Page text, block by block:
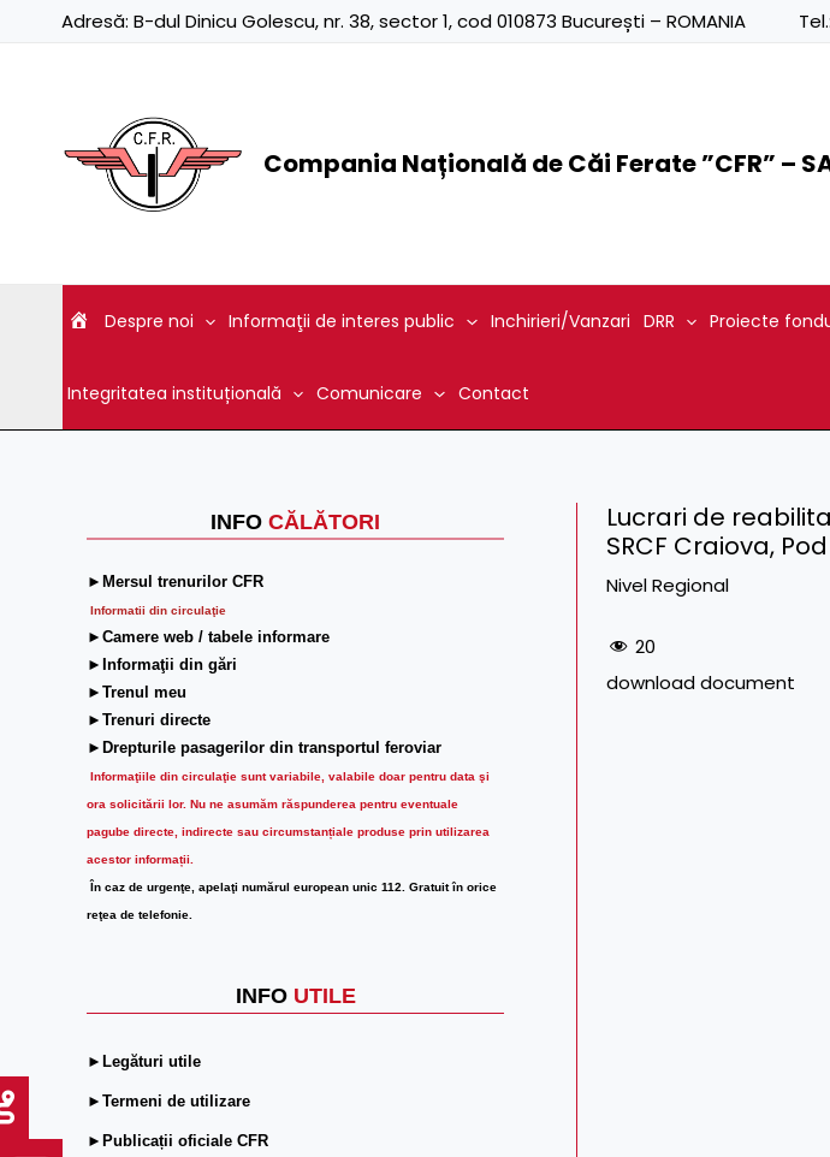
Adresă: B-dul Dinicu Golescu, nr. 38, sector 1, cod 010873 București – ROMANIA Tel.:
Compania Națională de Căi Ferate ”CFR” –
Despre noi Informaţii de interes public Inchirieri/Vanzari DRR Proiecte
Integritatea instituțională Comunicare Contact
INFO CĂLĂTORI
►Mersul trenurilor CFR
Informatii din circulaţie
►Camere web / tabele informare
►Informaţii din gări
►Trenul meu
►Trenuri directe
►Drepturile pasagerilor din transportul feroviar
Informaţiile din circulaţie sunt variabile, valabile doar pentru data şi
ora solicitării lor. Nu ne asumăm răspunderea pentru eventuale
pagube directe, indirecte sau circumstanțiale produse prin utilizarea
acestor informații.
În caz de urgenţe, apelaţi numărul european unic 112. Gratuit în orice
reţea de telefonie.
INFO UTILE
►Legături utile
►Termeni de utilizare
►Publicații oficiale CFR
Lucrari de
SRCF Craiova,
Nivel Regional
20
download document